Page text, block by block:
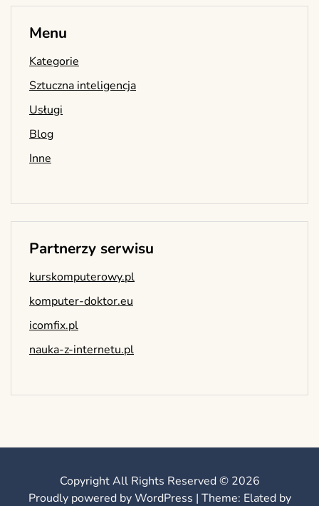
Menu
Kategorie
Sztuczna inteligencja
Usługi
Blog
Inne
Partnerzy serwisu
kurskomputerowy.pl
komputer-doktor.eu
icomfix.pl
nauka-z-internetu.pl
Copyright All Rights Reserved © 2026
Proudly powered by WordPress | Theme: Elated by